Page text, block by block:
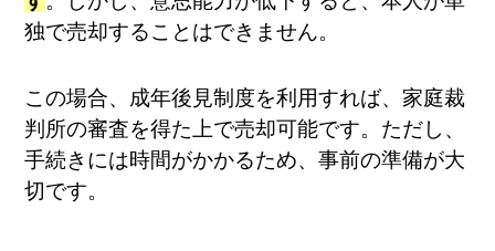
独で売却することはできません。
この場合、成年後見制度を利用すれば、家庭裁
判所の審査を得た上で売却可能です。ただし、
手続きには時間がかかるため、事前の準備が大
切です。